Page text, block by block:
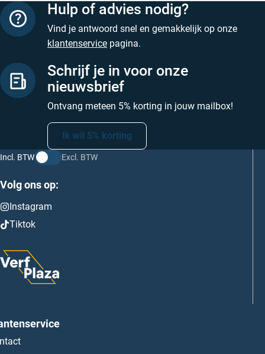
Hulp of advies nodig?
Vind je antwoord snel en gemakkelijk op onze
klantenservice pagina.
Schrijf je in voor onze
nieuwsbrief
Ontvang meteen 5% korting in jouw mailbox!
Ik wil 5% korting
Incl. BTW Excl. BTW
Volg ons op:
Instagram
Tiktok